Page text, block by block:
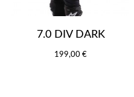
7.0 DIV DARK
199,00 €